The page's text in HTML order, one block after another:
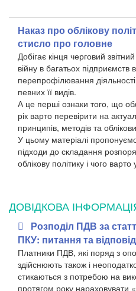
Наказ про облікову
стисло про головне
Добігає кінця черговий
війну в багатьох підприємств
перепрофілювання
певних її видів.
А це перші ознаки того, що
рік варто перевірити на
принципів, методів та
У цьому матеріалі
підходи до складання
облікову політику і чого варто
ДОВІДКОВА
Розподіл ПДВ за
ПКУ: питання та
Платники ПДВ, які поряд з
здійснюють також і
стикаються з потребою на
протягом року нараховувати